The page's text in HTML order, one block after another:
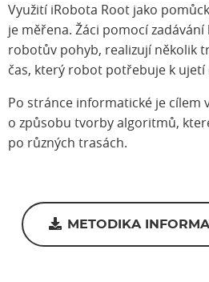
Využití iRobota Root jako
je měřena. Žáci pomocí
robotův pohyb, realizují několik
čas, který robot potřebuje k ujetí
Po stránce informatické je cílem
o způsobu tvorby algoritmů,
po různých trasách.
METODIKA